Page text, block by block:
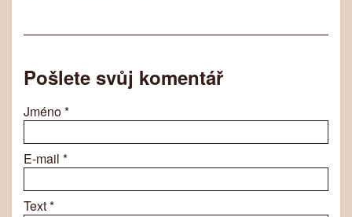
Pošlete svůj komentář
Jméno*
E-mail *
Text*